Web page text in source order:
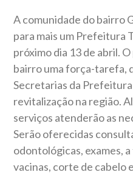
A comunidade do bairro
para mais um Prefeitura
próximo dia 13 de abril.
bairro uma força-tarefa,
Secretarias da Prefeitura
revitalização na região.
serviços atenderão as
Serão oferecidas
odontológicas, exames,
vacinas, corte de cabelo